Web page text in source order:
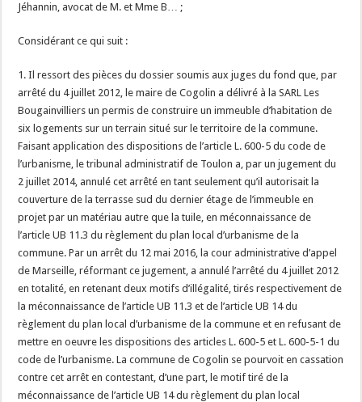
Jéhannin, avocat de M. et Mme B… ;
Considérant ce qui suit :
1. Il ressort des pièces du dossier soumis aux juges du fond que, par
arrêté du 4 juillet 2012, le maire de Cogolin a délivré à la SARL Les
Bougainvilliers un permis de construire un immeuble d’habitation de
six logements sur un terrain situé sur le territoire de la commune.
Faisant application des dispositions de l’article L. 600-5 du code de
l’urbanisme, le tribunal administratif de Toulon a, par un jugement du
2 juillet 2014, annulé cet arrêté en tant seulement qu’il autorisait la
couverture de la terrasse sud du dernier étage de l’immeuble en
projet par un matériau autre que la tuile, en méconnaissance de
l’article UB 11.3 du règlement du plan local d’urbanisme de la
commune. Par un arrêt du 12 mai 2016, la cour administrative d’appel
de Marseille, réformant ce jugement, a annulé l’arrêté du 4 juillet 2012
en totalité, en retenant deux motifs d’illégalité, tirés respectivement de
la méconnaissance de l’article UB 11.3 et de l’article UB 14 du
règlement du plan local d’urbanisme de la commune et en refusant de
mettre en oeuvre les dispositions des articles L. 600-5 et L. 600-5-1 du
code de l’urbanisme. La commune de Cogolin se pourvoit en cassation
contre cet arrêt en contestant, d’une part, le motif tiré de la
méconnaissance de l’article UB 14 du règlement du plan local